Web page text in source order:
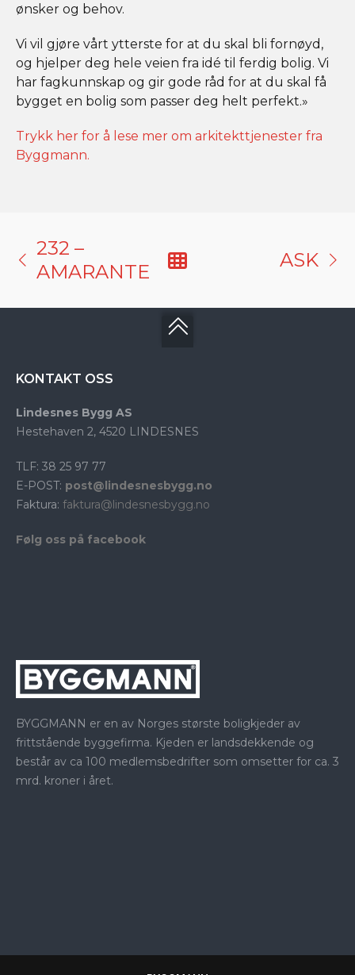
ønsker og behov.
Vi vil gjøre vårt ytterste for at du skal bli fornøyd,
og hjelper deg hele veien fra idé til ferdig bolig. Vi
har fagkunnskap og gir gode råd for at du skal få
bygget en bolig som passer deg helt perfekt.»
Trykk her for å lese mer om arkitekttjenester fra
Byggmann.
232 –
AMARANTE
ASK
KONTAKT OSS
Lindesnes Bygg AS
Hestehaven 2, 4520 LINDESNES
TLF: 38 25 97 77
E-POST: post@lindesnesbygg.no
Faktura: faktura@lindesnesbygg.no
Følg oss på facebook
BYGGMANN er en av Norges største boligkjeder av
frittstående byggefirma. Kjeden er landsdekkende og
består av ca 100 medlemsbedrifter som omsetter for ca. 3
mrd. kroner i året.